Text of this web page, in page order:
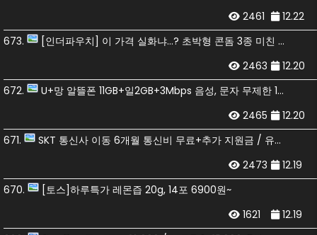
2461
12.22
673.
[인더파우치] 이 가격 실화냐…? 초박형 콘돔 3종 미친 특가 7000원
2463
12.20
672.
U+망 알뜰폰 11GB+일2GB+3Mbps 음성, 문자 무제한 16,000원(첫 7개월)
2465
12.20
671.
SKT 통신사 이동 6개월 통신비 무료+추가 지원금 / 유심비+배송비 무료
2473
12.19
670.
[토스]하루특가 레몬즙 20g, 14포 6900원~
1621
12.19